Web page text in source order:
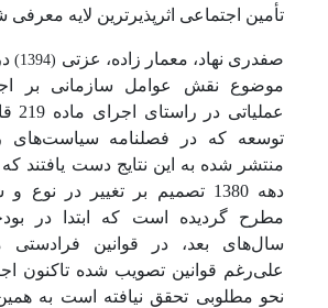
تأمین اجتماعی اثرپذیرترین لایه
صفدری نهاد، معمار زاده، عزتی (1394)
موضوع نقش عوامل سازمانی بر
توسعه که در فصلنامه سیاست‌های
منتشر شده به این نتایج دست یافتند که
دهه 1380 تصمیم بر تغییر در
مطرح گردیده است که ابتدا در
سال‌های بعد، در قوانین
علی‌رغم قوانین تصویب شده تاکنون
نحو مطلوبی تحقق نیافته است به